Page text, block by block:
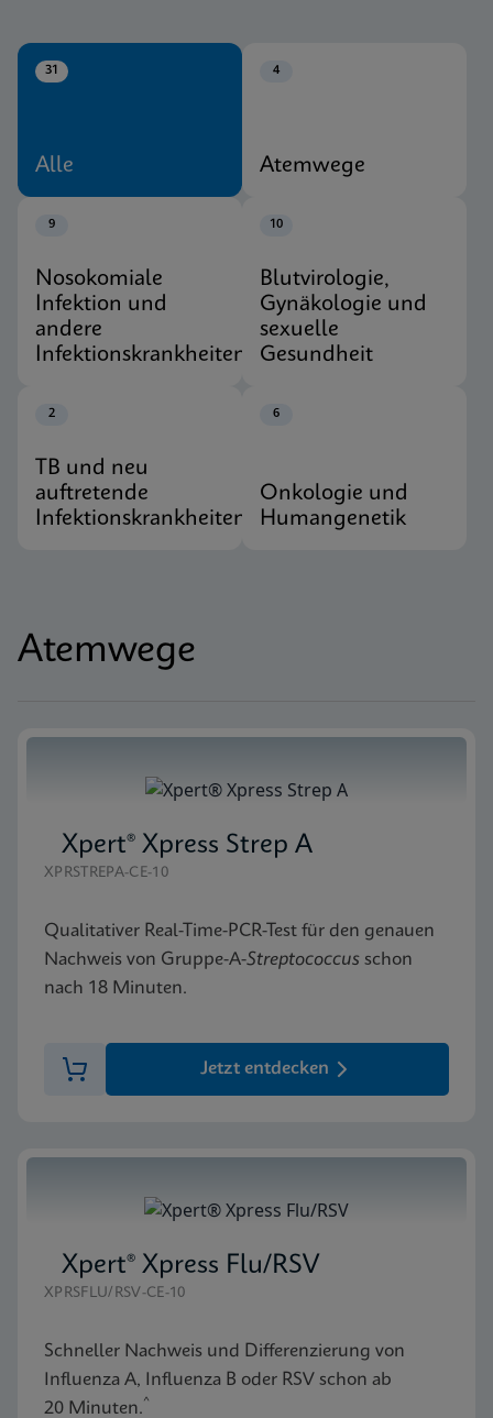
31
Alle
4
Atemwege
9
Nosokomiale
Infektion und
andere
Infektionskrankheiten
10
Blutvirologie,
Gynäkologie und
sexuelle
Gesundheit
2
TB und neu
auftretende
Infektionskrankheiten
6
Onkologie und
Humangenetik
Atemwege
Xpert® Xpress Strep A
XPRSTREPA-CE-10
Qualitativer Real-Time-PCR-Test für den genauen
Nachweis von Gruppe-A-Streptococcus schon
nach 18 Minuten.
Jetzt entdecken
Xpert® Xpress Flu/RSV
XPRSFLU/RSV-CE-10
Schneller Nachweis und Differenzierung von
Influenza A, Influenza B oder RSV schon ab
20 Minuten.^